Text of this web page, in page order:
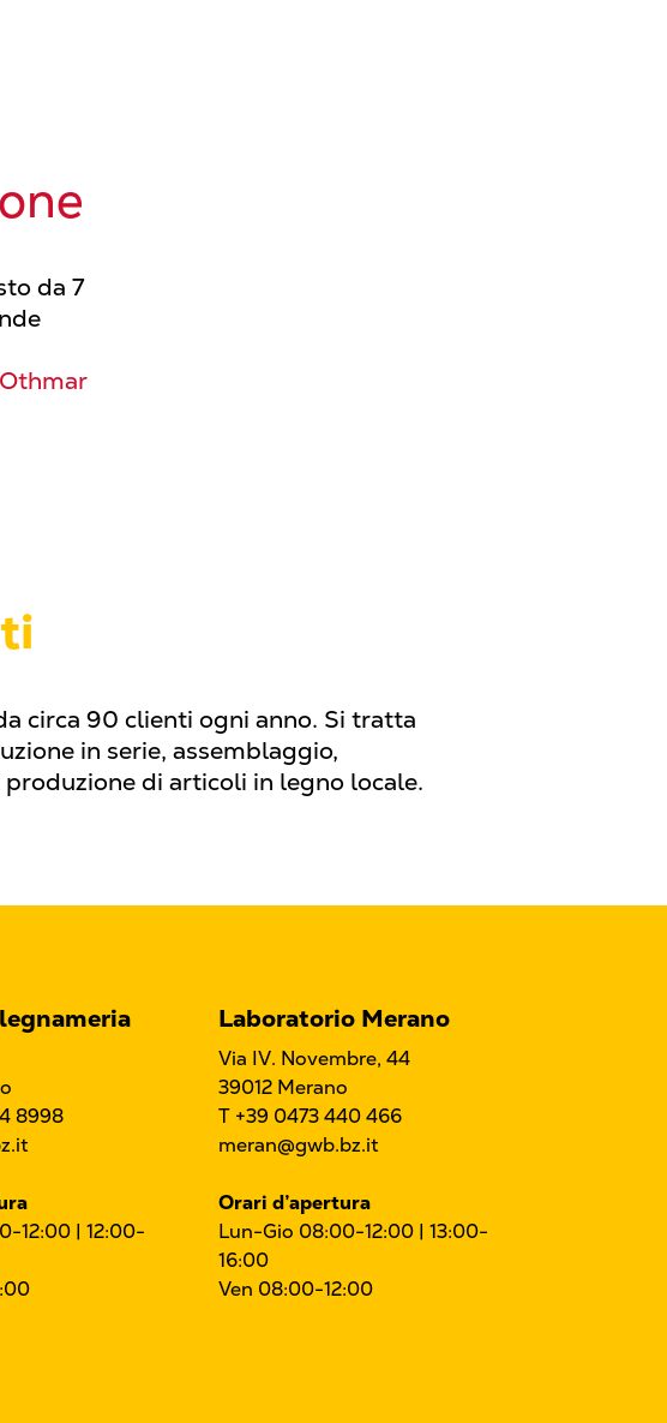
da 7
circa 90 clienti ogni anno. Si tratta
in serie, assemblaggio,
di articoli in legno locale.
8998
12:00 | 12:00-
Laboratorio Merano
Via IV. Novembre, 44
39012 Merano
T +39 0473 440 466
meran@gwb.bz.it
Orari d’apertura
Lun-Gio 08:00-12:00 | 13:00-
16:00
Ven 08:00-12:00